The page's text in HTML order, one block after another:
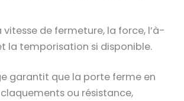
de fermeture, la force, l’à-
la temporisation si disponible.
garantit que la porte ferme en
ou résistance,